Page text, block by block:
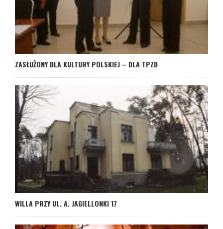
ZASŁUŻONY DLA KULTURY POLSKIEJ – DLA TPZD
WILLA PRZY UL. A. JAGIELLONKI 17